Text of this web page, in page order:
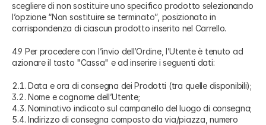
scegliere di non sostituire uno specifico prodotto selezionando
l’opzione “Non sostituire se terminato”, posizionato in
corrispondenza di ciascun prodotto inserito nel Carrello.
4.9 Per procedere con l’invio dell’Ordine, l’Utente è tenuto ad
azionare il tasto "Cassa" e ad inserire i seguenti dati:
Data e ora di consegna dei Prodotti (tra quelle disponibili);
Nome e cognome dell’Utente;
Nominativo indicato sul campanello del luogo di consegna;
Indirizzo di consegna composto da via/piazza, numero